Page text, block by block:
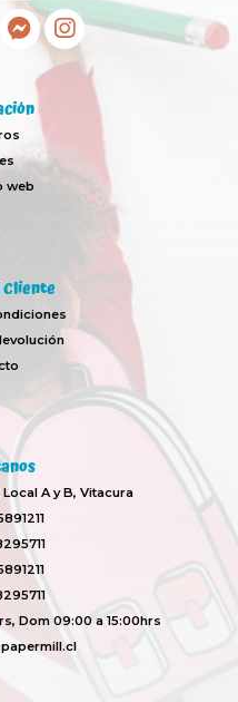
web
A y B, Vitacura
Dom 09:00 a 15:00hrs